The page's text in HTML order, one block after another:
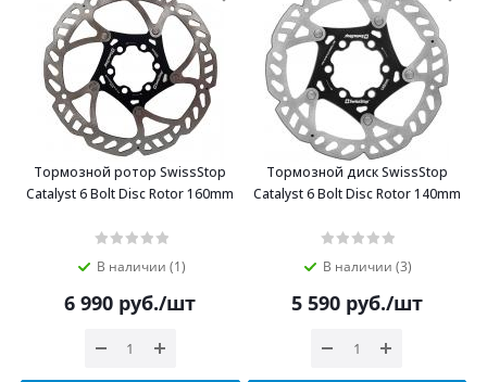
Тормозной ротор SwissStop
Catalyst 6 Bolt Disc Rotor 160mm
В наличии (1)
6 990 руб./шт
Тормозной диск SwissStop
Catalyst 6 Bolt Disc Rotor 140mm
В наличии (3)
5 590руб./шт